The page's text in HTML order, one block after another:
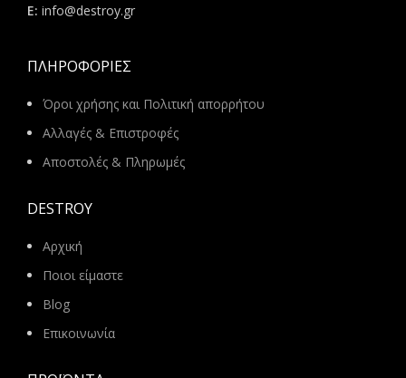
E: info@destroy.gr
ΠΛΗΡΟΦΟΡΊΕΣ
Όροι χρήσης και Πολιτική απορρήτου
Αλλαγές & Επιστροφές
Αποστολές & Πληρωμές
DESTROY
Αρχική
Ποιοι είμαστε
Blog
Επικοινωνία